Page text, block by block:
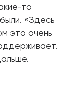
то
«Здесь
это очень